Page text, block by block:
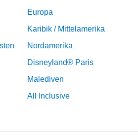
Europa
Karibik / Mittelamerika
Nordamerika
Disneyland® Paris
Malediven
All Inclusive